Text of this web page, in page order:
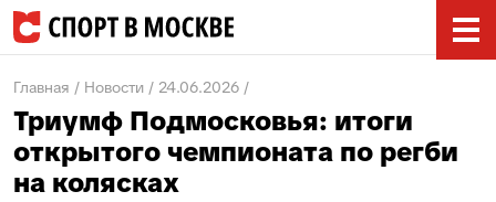
Главная Новости 24.06.2026
Триумф Подмосковья: итоги
открытого чемпионата по регби
на колясках